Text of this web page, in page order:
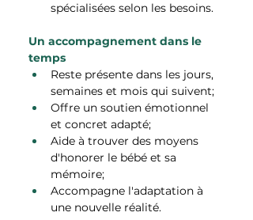
spécialisées selon les besoins.
Un accompagnement dans le
temps
Reste présente dans les jours,
semaines et mois qui suivent;
Offre un soutien émotionnel
et concret adapté;
Aide à trouver des moyens
d'honorer le bébé et sa
mémoire;
Accompagne l'adaptation à
une nouvelle réalité.